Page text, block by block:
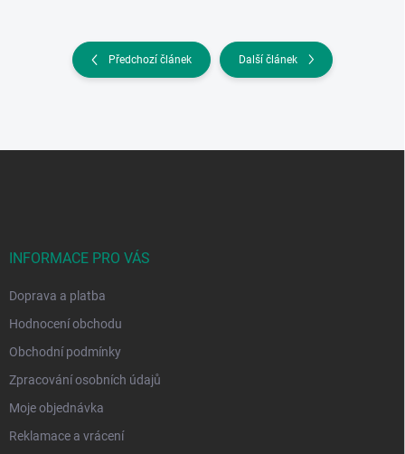
Předchozí článek Další článek
INFORMACE PRO VÁS
Doprava a platba
Hodnocení obchodu
Obchodní podmínky
Zpracování osobních údajů
Moje objednávka
Reklamace a vrácení